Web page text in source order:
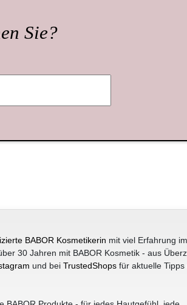
Sie?
BABOR Kosmetikerin mit viel Erfahrung
30 Jahren mit BABOR Kosmetik - aus
und bei TrustedShopsfür aktuelle Tipps